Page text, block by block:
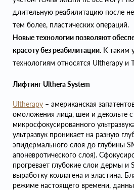
длительную реабилитацию после
тем более, пластических операций.
Новые технологии позволяют
красоту без реабилитации. К таким
технологиям относятся Ultherapy и
Лифтинг Ulthera System
Ultherapy – американская
омоложения лица, шеи и декольте
микросфокусированного
ультразвук проникает на разную
эпидермального слоя до глубины
апоневротического слоя).
прогревает глубокие слои дермы и
выработку коллагена и эластина.
режиме настоящего времени,